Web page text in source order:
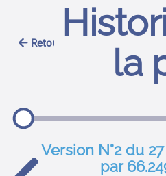
Retour
la
Version N°2 du
par